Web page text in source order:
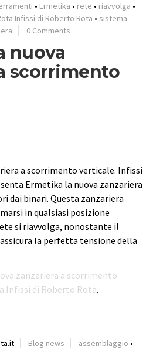
• Ermetika • rete • riavvolga •
Infissi di Roberto Rota • sistema
0 Comments
nuova
scorrimento
a scorrimento verticale. Infissi
Ermetika la nuova zanzariera
dai binari. Questa zanzariera
in qualsiasi posizione
si riavvolga, nonostante il
la perfetta tensione della
zanzariera a scorrimento
Infissi di Roberto Rota.
Blog news assemblaggio •